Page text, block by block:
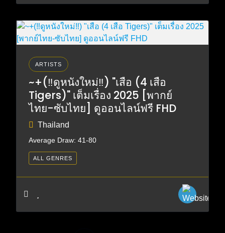
ARTISTS
~+(‼️ดูหนังใหม่‼️) "เสือ (4 เสือ
Tigers)" เต็มเรื่อง 2025 [พากย์
ไทย-ซับไทย] ดูออนไลน์ฟรี FHD
Thailand
Average Draw: 41-80
ALL GENRES